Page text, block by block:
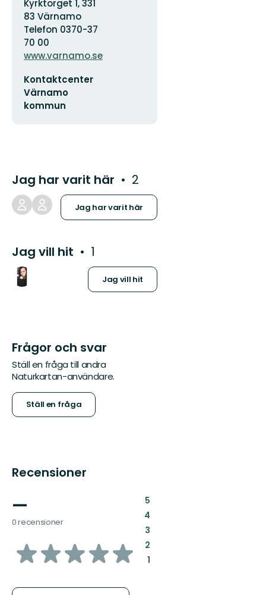
Kyrktorget 1, 331
83 Värnamo
Telefon 0370-37
70 00
www.varnamo.se
postadress
Kontaktcenter
Värnamo
kommun
Jag har varit här 2
Jag har varit här
Jag vill hit 1
Jag vill hit
Frågor och svar
Ställ en fråga till andra
Naturkartan-användare.
Ställ en fråga
Recensioner
—
0 recensioner
av
5:
4:
3:
2:
1: